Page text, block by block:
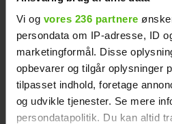
Vi og vores 236 partnere
persondata om IP-adresse, ID
marketingformål. Disse
opbevarer og tilgår oplysninger
tilpasset indhold, foretage
og udvikle tjenester. Se mere
persondatapolitik. Du kan altid
Smukfest: Vi er lykkelige